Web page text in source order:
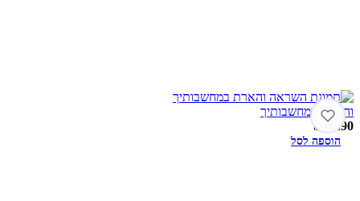
והארת במחשבותיך
89.90
₪
הוספה לסל